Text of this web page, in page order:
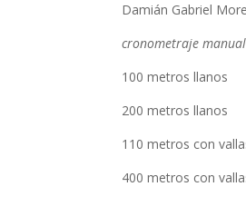
Damián Gabriel
cronometraje manual
100 metros
200 metros
110 metros con
400 metros